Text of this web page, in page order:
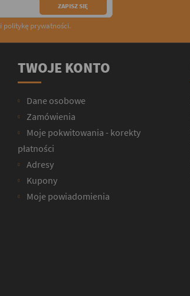
i politykę prywatności.
TWOJE KONTO
Dane osobowe
Zamówienia
Moje pokwitowania - korekty
płatności
Adresy
Kupony
Moje powiadomienia